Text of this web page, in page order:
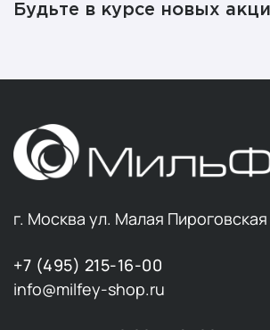
Будьте в курсе новых
г. Москва ул. Малая Пироговская
+7 (495) 215-16-00
info@milfey-shop.ru